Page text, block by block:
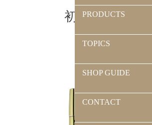
PRODUCTS
TOPICS
SHOP GUIDE
CONTACT
初期カテゴリ